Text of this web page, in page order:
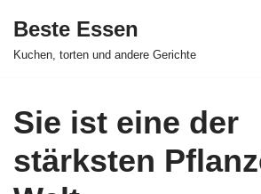
Skip
Beste Essen
Kuchen, torten und andere Gerichte
Sie ist eine der
stärksten